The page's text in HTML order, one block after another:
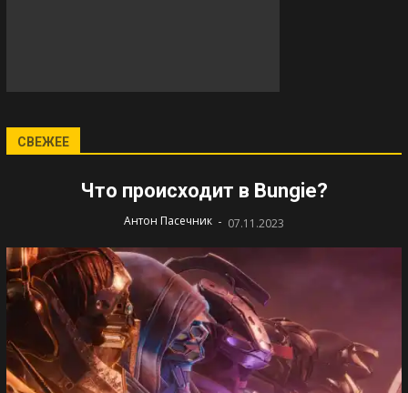
СВЕЖЕЕ
Что происходит в Bungie?
Антон Пасечник - 07.11.2023